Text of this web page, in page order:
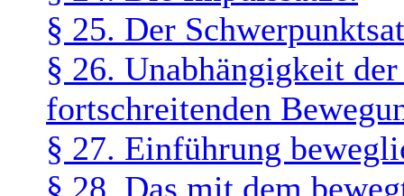
§ 25. Der
§ 26. Unabhängigkeit
fortschreitenden
§ 27. Einführung
§ 28. Das mit dem